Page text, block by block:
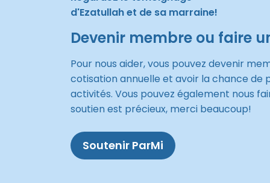
d'Ezatullah et de sa marraine!
Devenir membre ou faire
Pour nous aider, vous pouvez devenir
cotisation annuelle et avoir la chance de
activités. Vous pouvez également nous
soutien est précieux, merci beaucoup!
Soutenir ParMi